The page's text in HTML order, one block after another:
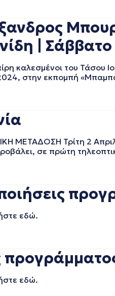
|
καλεσμένοι του Τάσου
στην εκπομπή
ΜΕΤΑΔΟΣΗ Τρίτη 2
σε πρώτη
εδώ.
εδώ.